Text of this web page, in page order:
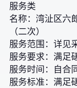
服务类
名称：湾沚区六
（二次）
服务范围：详见
服务要求：满足
服务时间：自合
服务标准：满足